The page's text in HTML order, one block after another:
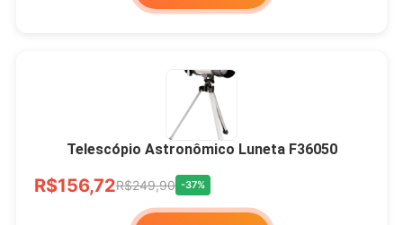
Telescópio Astronômico Luneta F36050
R$156,72R$249,90 -37%